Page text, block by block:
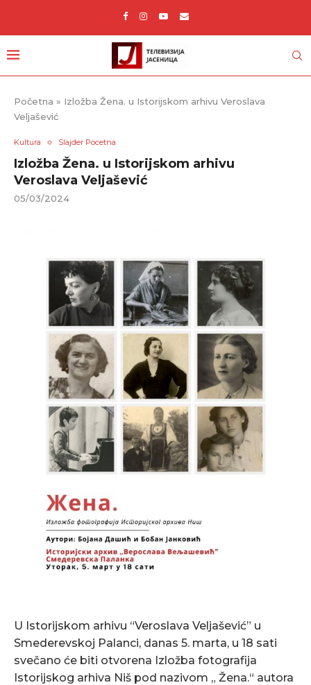
Početna » Izložba Žena. u Istorijskom arhivu Veroslava
Veljašević
Kultura Slajder Pocetna
Izložba Žena. u Istorijskom arhivu
Veroslava Veljašević
05/03/2024
U Istorijskom arhivu “Veroslava Veljašević” u
Smederevskoj Palanci, danas 5. marta, u 18 sati
svečano će biti otvorena Izložba fotografija
Istorijskog arhiva Niš pod nazivom „ Žena.“ autora